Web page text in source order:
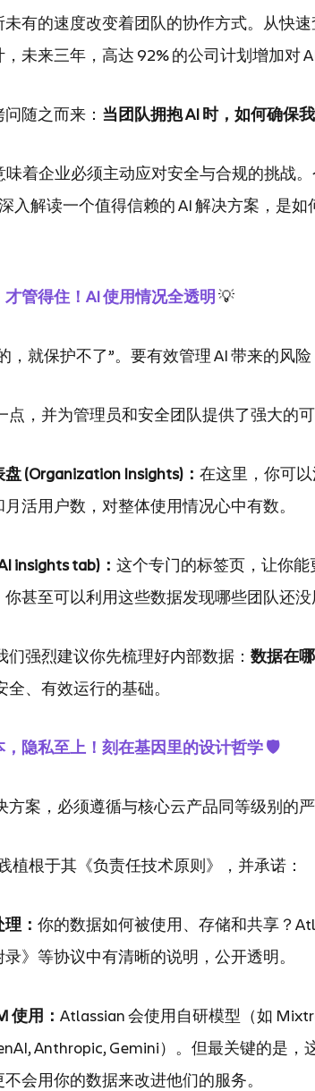
有的速度改变着团队的协作方式。从快
未来三年，高达 92% 的公司计划增加对 AI
随之而来： 当团队拥抱 AI 时，如何确保
味着企业必须主动应对安全与合规的挑战
入解读一个值得信赖的 AI 解决方案，是
管得住！AI 使用情况全透明 💡
，就保护不了”。要有效管理 AI 带来的风
点，并为管理员和安全团队提供了强大的可
(Organization Insights)： 在这里，你可
活用户数，对整体使用情况心中有数。
insights tab)： 这个专门的标签页，让你能
甚至可以利用这些数据发现哪些团队还没
们强烈建议你先梳理好内部数据： 数据在
全、有效运行的基础。
，隐私至上！刻在基因里的设计哲学 🛡️
方案，必须遵循与核心云产品同等级别的
植根于其《负责任技术原则》，并承诺：
： 你的数据如何被使用、存储和共享？
录》等协议中有清晰的说明，公开透明。
使用： Atlassian 会使用自研模型（如
Anthropic, Gemini）。但最关键的是，
会用你的数据来改进他们的服务。